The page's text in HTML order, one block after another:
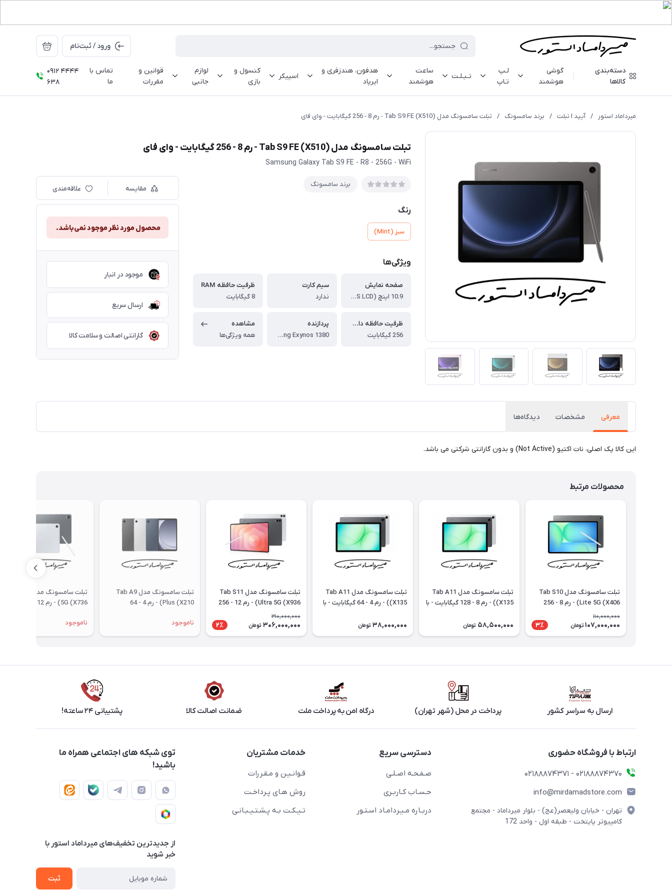
ورود / ثبت‌نام
دسته‌بندی
کالاها
گوشی
هوشمند
لـپ
تـاپ
تـبـلـت
ساعت
هوشمند
هدفون، هندزفری و
ایرپاد
اسپیکر
کنسول و
بازی
لوازم
جانبی
قوانین و
مقررات
تماس با
ما
0912 4444
638
میرداماد استور / آیپد I تبلت / برند سامسونگ / تبلت سامسونگ مدل (X510) Tab S9 FE - رم 8 - 256 گیگابایت - وای فای
تبلت سامسونگ مدل (X510) Tab S9 FE - رم 8 - 256 گیگابایت - وای فای
Samsung Galaxy Tab S9 FE - R8 - 256G - WiFi
برند سامسونگ
رنگ
سبز (Mint)
ویژگی‌ها
صفحه نمایش
10.9 اینچ (IPS LCD)
سیم کارت
ندارد
ظرفیت حافظه RAM
8 گیگابایت
ظرفیت حافظه داخلی
256 گیگابایت
پردازنده
Samsung Exynos 1380
مشاهده
همه ویژگی‌ها
مقایسه علاقه‌مندی
محصول مورد نظر موجود نمی‌باشد.
موجود در انبار
ارسال سریع
گارانتی اصالت و سلامت کالا
معرفی مشخصات دیدگاه‌ها
این کالا پک اصلی، نات اکتیو (Not Active) و بدون گارانتی شرکتی می باشد.
محصولات مرتبط
تبلت سامسونگ مدل Tab S10
Lite 5G (X406) - رم 8 - 256
گیگابایت - با گارانتی و رجیستری
110,000,000
107,000,000 تومان 3٪
تبلت سامسونگ مدل Tab A11
(X135) - رم 8 - 128 گیگابایت - با
58,500,000 تومان
تبلت سامسونگ مدل Tab A11
(X135) - رم 4 - 64 گیگابایت - با
38,000,000 تومان
تبلت سامسونگ مدل Tab S11
Ultra 5G (X936) - رم 12 - 256
گیگابایت - با گارانتی و رجیستری
310,000,000
306,000,000 تومان 2٪
تبلت سامسونگ مدل Tab A9
Plus (X210) - رم 4 - 64
ناموجود
ناموجود
ارسال به سراسر کشور پرداخت در محل (شهر تهران) درگاه امن به پرداخت ملت ضمانت اصالت کالا پشتیبانی ۲۴ ساعته!
ارتباط با فروشگاه حضوری
02188874370 - 02188874371
info@mirdamadstore.com
تهران - خیابان ولیعصر(عج) - بلوار میرداماد - مجتمع
کامپیوتر پایتخت - طبقه اول - واحد 172
دسترسی سریع
صـفـحـه اصـلـی
حـسـاب کـاربـری
دربـاره مـیـردامـاد اسـتـور
خدمات مشتریان
قـوانـیـن و مـقـررات
روش هـای پـرداخـت
تـیـکـت بـه پـشـتـیـبـانـی
توی شبکه های اجتماعی همراه ما
باشید!
از جدید‌ترین تخفیف‌های میرداماد استور با‌
خبر شوید
ثبت